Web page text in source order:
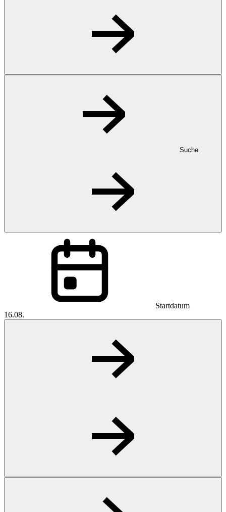
Suche
Startdatum
16.08.